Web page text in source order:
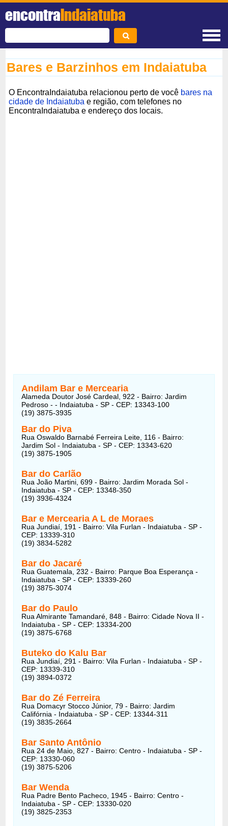
encontraIndaiatuba
Bares e Barzinhos em Indaiatuba
O EncontraIndaiatuba relacionou perto de você bares na
cidade de Indaiatuba e região, com telefones no
EncontraIndaiatuba e endereço dos locais.
Andilam Bar e Mercearia
Alameda Doutor José Cardeal, 922 - Bairro: Jardim
Pedroso - - Indaiatuba - SP - CEP: 13343-100
(19) 3875-3935
Bar do Piva
Rua Oswaldo Barnabé Ferreira Leite, 116 - Bairro:
Jardim Sol - Indaiatuba - SP - CEP: 13343-620
(19) 3875-1905
Bar do Carlão
Rua João Martini, 699 - Bairro: Jardim Morada Sol -
Indaiatuba - SP - CEP: 13348-350
(19) 3936-4324
Bar e Mercearia A L de Moraes
Rua Jundiaí, 191 - Bairro: Vila Furlan - Indaiatuba - SP -
CEP: 13339-310
(19) 3834-5282
Bar do Jacaré
Rua Guatemala, 232 - Bairro: Parque Boa Esperança -
Indaiatuba - SP - CEP: 13339-260
(19) 3875-3074
Bar do Paulo
Rua Almirante Tamandaré, 848 - Bairro: Cidade Nova II -
Indaiatuba - SP - CEP: 13334-200
(19) 3875-6768
Buteko do Kalu Bar
Rua Jundiaí, 291 - Bairro: Vila Furlan - Indaiatuba - SP -
CEP: 13339-310
(19) 3894-0372
Bar do Zé Ferreira
Rua Domacyr Stocco Júnior, 79 - Bairro: Jardim
Califórnia - Indaiatuba - SP - CEP: 13344-311
(19) 3835-2664
Bar Santo Antônio
Rua 24 de Maio, 827 - Bairro: Centro - Indaiatuba - SP -
CEP: 13330-060
(19) 3875-5206
Bar Wenda
Rua Padre Bento Pacheco, 1945 - Bairro: Centro -
Indaiatuba - SP - CEP: 13330-020
(19) 3825-2353